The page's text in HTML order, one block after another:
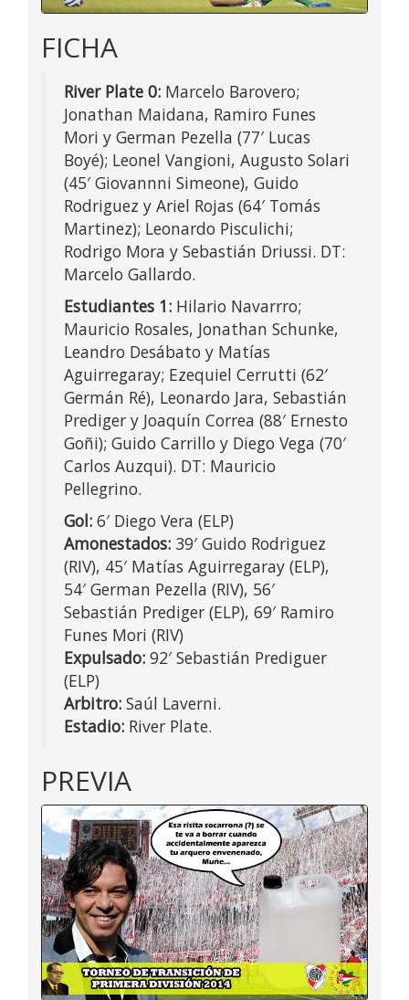
FICHA
River Plate 0: Marcelo Barovero;
Jonathan Maidana, Ramiro Funes
Mori y German Pezella (77′ Lucas
Boyé); Leonel Vangioni, Augusto Solari
(45′ Giovannni Simeone), Guido
Rodriguez y Ariel Rojas (64′ Tomás
Martinez); Leonardo Pisculichi;
Rodrigo Mora y Sebastián Driussi. DT:
Marcelo Gallardo.
Estudiantes 1: Hilario Navarrro;
Mauricio Rosales, Jonathan Schunke,
Leandro Desábato y Matías
Aguirregaray; Ezequiel Cerrutti (62′
Germán Ré), Leonardo Jara, Sebastián
Prediger y Joaquín Correa (88′ Ernesto
Goñi); Guido Carrillo y Diego Vega (70′
Carlos Auzqui). DT: Mauricio
Pellegrino.
Gol: 6′ Diego Vera (ELP)
Amonestados: 39′ Guido Rodriguez
(RIV), 45′ Matías Aguirregaray (ELP),
54′ German Pezella (RIV), 56′
Sebastián Prediger (ELP), 69′ Ramiro
Funes Mori (RIV)
Expulsado: 92′ Sebastián Prediguer
(ELP)
Arbitro: Saúl Laverni.
Estadio: River Plate.
PREVIA